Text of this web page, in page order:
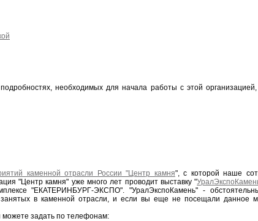
необходимых для начала работы с этой
каменной отрасли России "Центр камня", с которой наше
"Центр камня" уже много лет проводит выставку "
"ЕКАТЕРИНБУРГ-ЭКСПО". "УралЭкспоКамень" -
в каменной отрасли, и если вы еще не посещали данное
задать по телефонам: